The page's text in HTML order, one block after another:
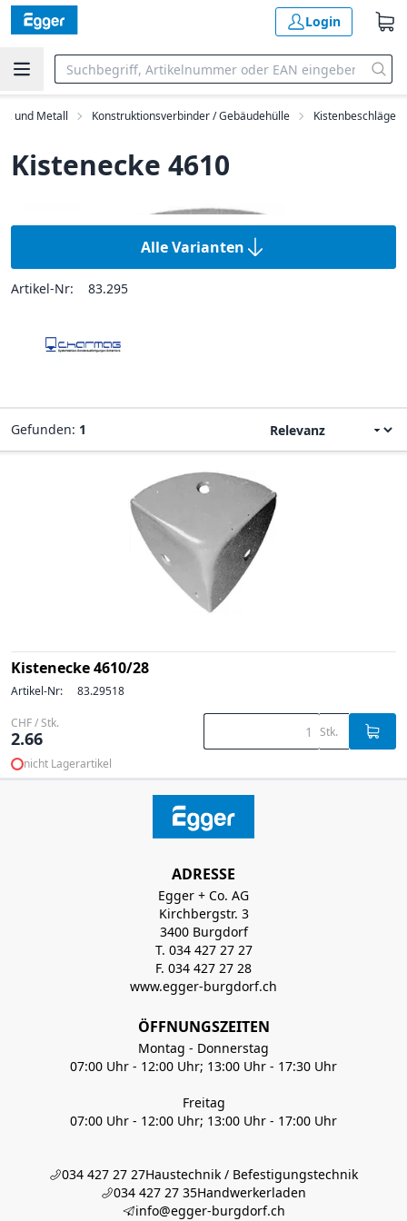
Login
und Metall Konstruktionsverbinder / Gebäudehülle Kistenbeschläge
Kistenecke 4610
Alle Varianten
Artikel-Nr: 83.295
Gefunden: 1
Kistenecke 4610/28
Artikel-Nr: 83.29518
CHF / Stk.
2.66 Stk.
nicht Lagerartikel
ADRESSE
Egger + Co. AG
Kirchbergstr. 3
3400 Burgdorf
T. 034 427 27 27
F. 034 427 27 28
www.egger-burgdorf.ch
ÖFFNUNGSZEITEN
Montag - Donnerstag
07:00 Uhr - 12:00 Uhr; 13:00 Uhr - 17:30 Uhr
Freitag
07:00 Uhr - 12:00 Uhr; 13:00 Uhr - 17:00 Uhr
034 427 27 27Haustechnik / Befestigungstechnik
034 427 27 35Handwerkerladen
info@egger-burgdorf.ch